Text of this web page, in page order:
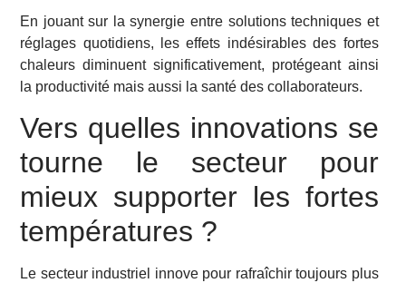
En jouant sur la synergie entre solutions techniques et
réglages quotidiens, les effets indésirables des fortes
chaleurs diminuent significativement, protégeant ainsi
la productivité mais aussi la santé des collaborateurs.
Vers quelles innovations se
tourne le secteur pour
mieux supporter les fortes
températures ?
Le secteur industriel innove pour rafraîchir toujours plus